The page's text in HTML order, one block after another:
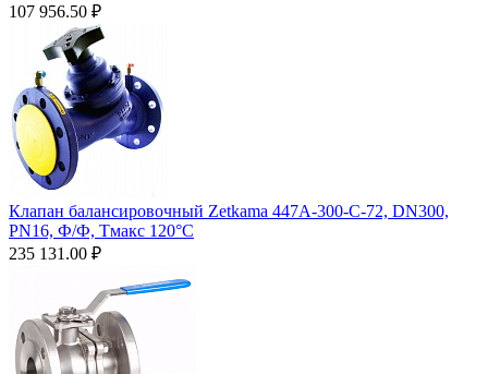
107 956.50 ₽
Клапан балансировочный Zetkama 447A-300-C-72, DN300,
PN16, Ф/Ф, Тмакc 120°C
235 131.00 ₽